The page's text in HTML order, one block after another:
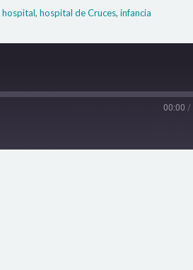
hospital, hospital de Cruces, infancia
00:00 /